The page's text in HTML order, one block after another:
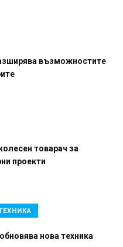
възможностите
товарач за
проекти
нова техника